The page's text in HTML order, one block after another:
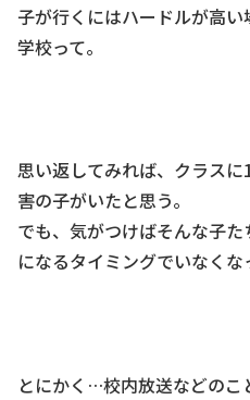
子が行くにはハードルが高い
学校って。
思い返してみれば、クラス
害の子がいたと思う。
でも、気がつけばそんな子
になるタイミングでいなくな
とにかく…校内放送などのこ